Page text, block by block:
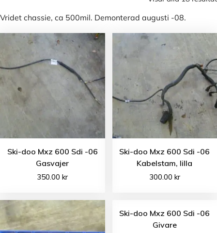
Vridet chassie, ca 500mil. Demonterad augusti -08.
Ski-doo Mxz 600 Sdi -06
Gasvajer
350.00kr
Ski-doo Mxz 600 Sdi -06
Kabelstam, lilla
300.00 kr
Ski-doo Mxz 600 Sdi -06
Givare